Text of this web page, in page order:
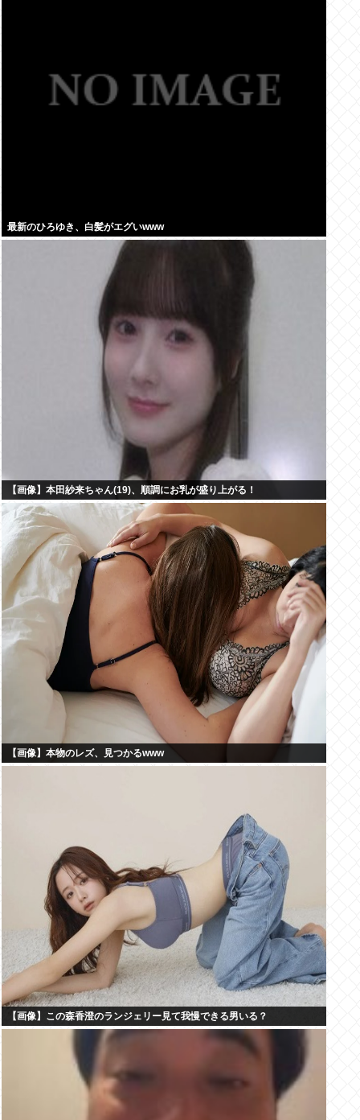
最新のひろゆき、白髪がエグいwww
【画像】本田紗来ちゃん(19)、順調にお乳が盛り上がる！
【画像】本物のレズ、見つかるwww
【画像】この森香澄のランジェリー見て我慢できる男いる？